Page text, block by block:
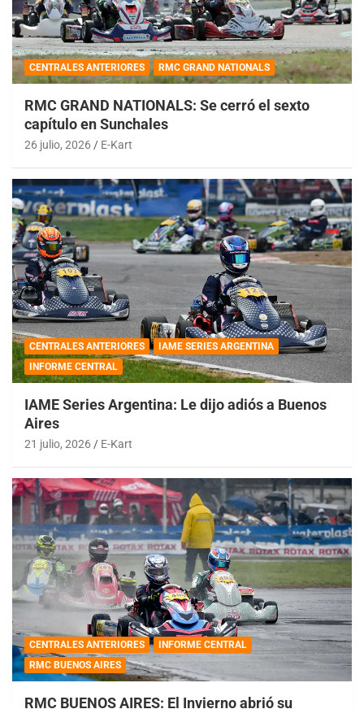
CENTRALES ANTERIORES RMC GRAND NATIONALS
RMC GRAND NATIONALS: Se cerró el sexto
capítulo en Sunchales
26 julio, 2026 E-Kart
CENTRALES ANTERIORES
IAME SERIES ARGENTINA
INFORME CENTRAL
IAME Series Argentina: Le dijo adiós a Buenos
Aires
21 julio, 2026 E-Kart
CENTRALES ANTERIORES
INFORME CENTRAL
RMC BUENOS AIRES
RMC BUENOS AIRES: El Invierno abrió su